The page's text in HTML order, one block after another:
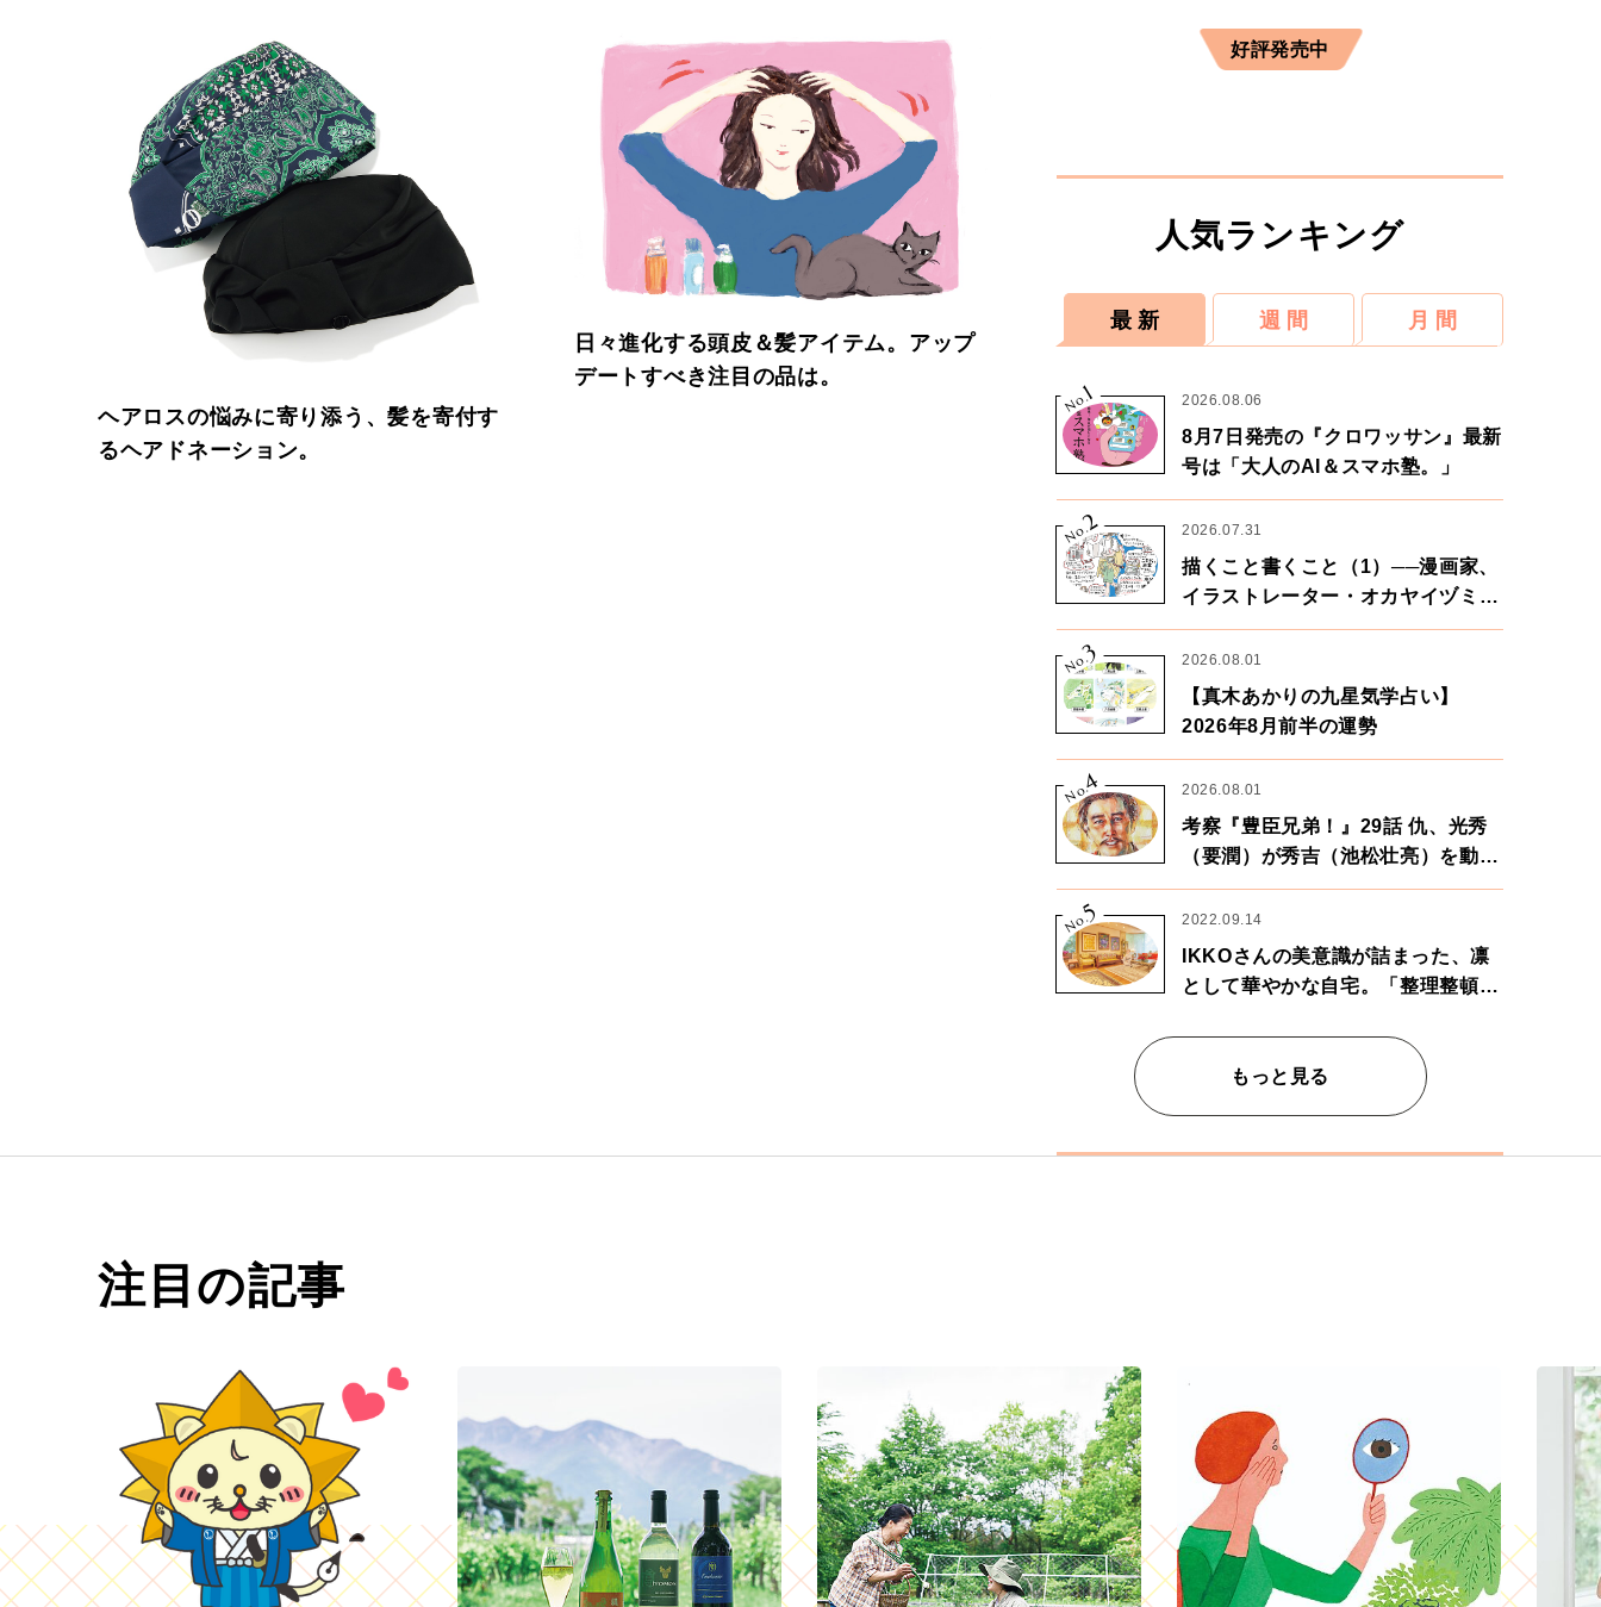
ヘアロスの悩みに寄り添う、髪を寄付す
るヘアドネーション。
日々進化する頭皮＆髪アイテム。アップ
デートすべき注目の品は。
好評発売中
人気ランキング
最 新 週 間 月 間
No.
1 2026.08.06
8月7日発売の『クロワッサン』最新
号は「大人のAI＆スマホ塾。」
No.2 2026.07.31
描くこと書くこと（1）──漫画家、
イラストレーター・オカヤイヅミさ
ん×漫画家・鶴谷香央理さん
No.
3 2026.08.01
【真木あかりの九星気学占い】
2026年8月前半の運勢
No.
4 2026.08.01
考察『豊臣兄弟！』29話 仇、光秀
（要潤）が秀吉（池松壮亮）を動か
す。天下に向けた兄弟の分岐点。
No.
5 2022.09.14
IKKOさんの美意識が詰まった、凛
として華やかな自宅。「整理整頓は
もっと見る
注目の記事